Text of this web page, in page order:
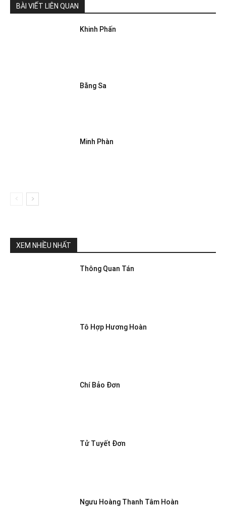
BÀI VIẾT LIÊN QUAN
Khinh Phấn
Bằng Sa
Minh Phàn
XEM NHIỀU NHẤT
Thông Quan Tán
Tô Hợp Hương Hoàn
Chí Bảo Đơn
Tử Tuyết Đơn
Ngưu Hoàng Thanh Tâm Hoàn